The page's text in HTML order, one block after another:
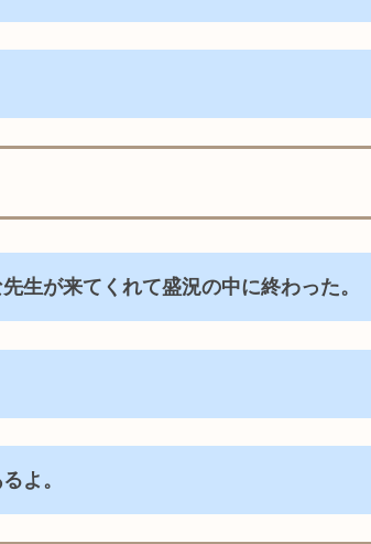
生が来てくれて盛況の中に終わった。
よ。